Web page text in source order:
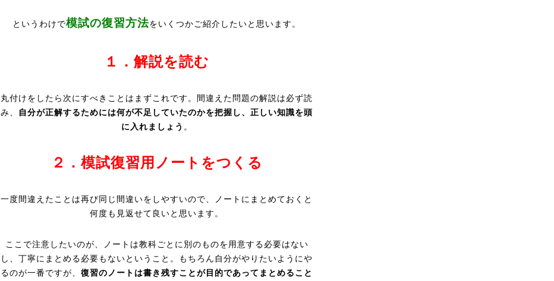
というわけで模試の復習方法をいくつかご紹介したいと思います。
１．解説を読む
丸付けをしたら次にすべきことはまずこれです。間違えた問題の解説は必ず読
み、
自分が正解するためには何が不足していたのかを把握し、正しい知識を頭
に入れましょう 。
２．模試復習用ノートをつくる
一度間違えたことは再び同じ間違いをしやすいので、ノートにまとめておくと
何度も見返せて良いと思います。
ここで注意したいのが、ノートは教科ごとに別のものを用意する必要はない
し、丁寧にまとめる必要もないということ。もちろん自分がやりたいようにや
るのが一番ですが、 復習のノートは書き残すことが目的であってまとめること